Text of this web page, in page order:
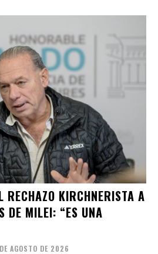
RECHAZO KIRCHNERISTA A
DE MILEI: “ES UNA
AGOSTO DE 2026